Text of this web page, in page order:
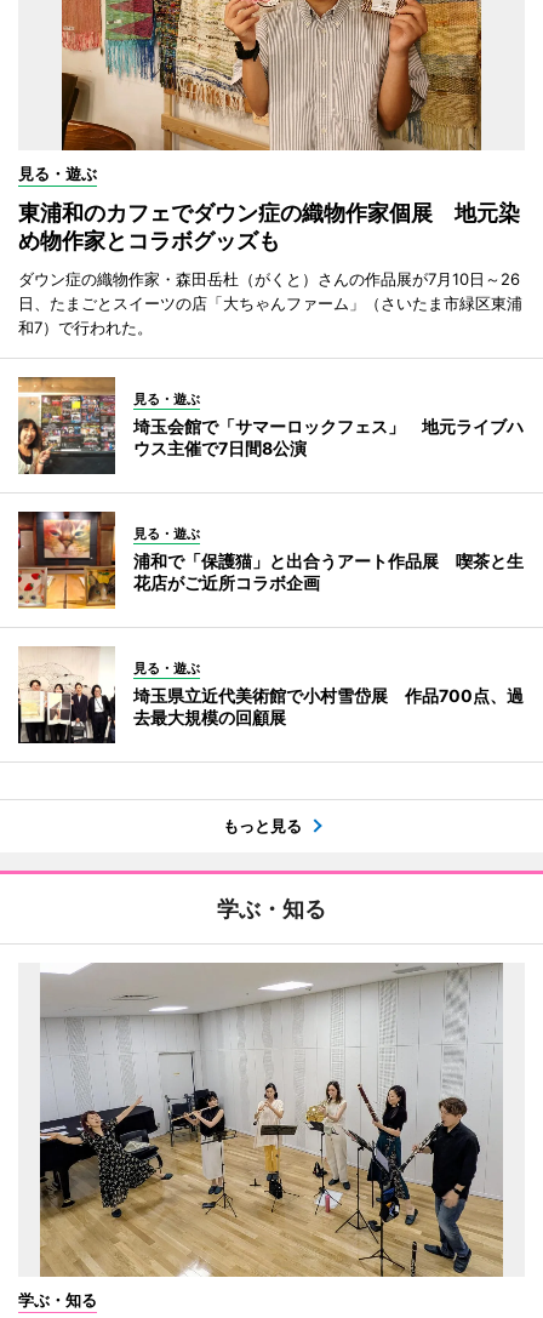
見る・遊ぶ
東浦和のカフェでダウン症の織物作家個展 地元染
め物作家とコラボグッズも
ダウン症の織物作家・森田岳杜（がくと）さんの作品展が7月10日～26
日、たまごとスイーツの店「大ちゃんファーム」（さいたま市緑区東浦
和7）で行われた。
見る・遊ぶ
埼玉会館で「サマーロックフェス」 地元ライブハ
ウス主催で7日間8公演
見る・遊ぶ
浦和で「保護猫」と出合うアート作品展 喫茶と生
花店がご近所コラボ企画
見る・遊ぶ
埼玉県立近代美術館で小村雪岱展 作品700点、過
去最大規模の回顧展
もっと見る
学ぶ・知る
学ぶ・知る